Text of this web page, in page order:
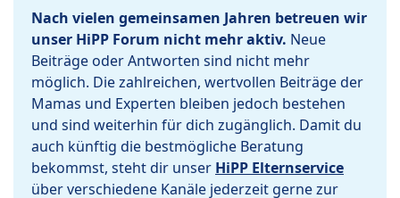
Nach vielen gemeinsamen Jahren betreuen wir
unser HiPP Forum nicht mehr aktiv. Neue
Beiträge oder Antworten sind nicht mehr
möglich. Die zahlreichen, wertvollen Beiträge der
Mamas und Experten bleiben jedoch bestehen
und sind weiterhin für dich zugänglich. Damit du
auch künftig die bestmögliche Beratung
bekommst, steht dir unser HiPP Elternservice
über verschiedene Kanäle jederzeit gerne zur